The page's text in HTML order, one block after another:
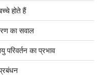
होते हैं
का सवाल
परिवर्तन का प्रभाव